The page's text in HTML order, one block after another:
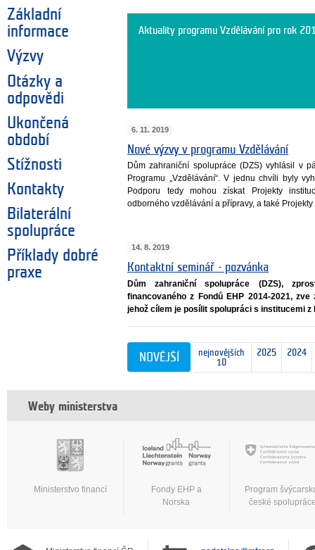
Základní
informace
Výzvy
Otázky a
odpovědi
Ukončená
období
Stížnosti
Kontakty
Bilaterální
spolupráce
Příklady dobré
praxe
Aktuality programu Vzdělávání pro rok
6. 11. 2019
Nové výzvy v programu Vzdělávání
Dům zahraniční spolupráce (DZS) vyhlásil v
Programu „Vzdělávání“. V jednu chvíli byly
Podporu tedy mohou získat Projekty
odborného vzdělávání a přípravy, a také
14. 8. 2019
Kontaktní seminář - pozvánka
Dům zahraniční spolupráce (DZS),
financovaného z Fondů EHP 2014-2021,
jehož cílem je posílit spolupráci s institucemi
nejnovějších
10
2025 2024
NOVĚJŠÍ
Weby ministerstva
Ministerstvo financí
Fondy EHP a
Norska
Program
české